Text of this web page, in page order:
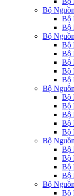
Bộ
Bộ
Bộ
Bộ
Bộ
Bộ
Bộ
Bộ
Bộ
Bộ
Bộ
Bộ
Bộ
Bộ
Bộ
Bộ
Bộ
Bộ
Bộ
Bộ
Bộ
Bộ